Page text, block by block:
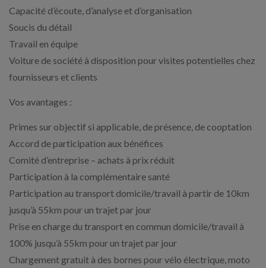
Capacité d’écoute, d’analyse et d’organisation
Soucis du détail
Travail en équipe
Voiture de société à disposition pour visites potentielles chez
fournisseurs et clients
Vos avantages :
Primes sur objectif si applicable, de présence, de cooptation
Accord de participation aux bénéfices
Comité d’entreprise – achats à prix réduit
Participation à la complémentaire santé
Participation au transport domicile/travail à partir de 10km
jusqu’à 55km pour un trajet par jour
Prise en charge du transport en commun domicile/travail à
100% jusqu’à 55km pour un trajet par jour
Chargement gratuit à des bornes pour vélo électrique, moto